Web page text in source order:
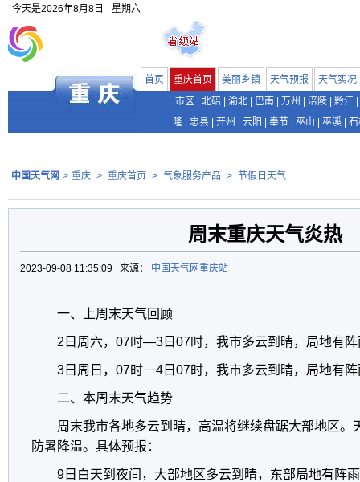
今天是2026年8月8日 星期六
首页 重庆首页 美丽乡镇 天气预报
天气实况
市区
北碚 渝北 巴南 万州 涪陵 黔江
隆
忠县 开州 云阳 奉节 巫山 巫溪
中国天气网 > 重庆 > 重庆首页 > 气象服务产品 > 节假日天气
周末重庆天气炎热
2023-09-08 11:35:09 来源： 中国天气网重庆站
一、上周末天气回顾
2 日周六，07时—3 日07时，我市多云到晴，局地有
3日周日，07时－4日07时，我市多云到晴，局地有
二、本周末天气趋势
周末我市各地多云到晴，高温将继续盘踞大部地区。
防暑降温。具体预报：
9日白天到夜间，大部地区多云到晴，东部局地有阵